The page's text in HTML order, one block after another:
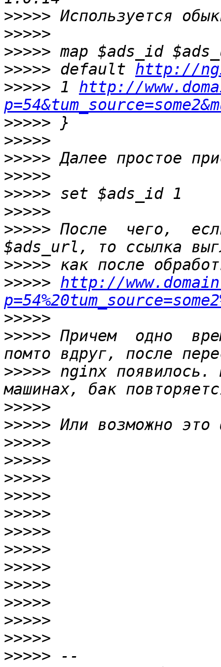
>>>>>
>>>>>
>>>>>
>>>>> default http://
>>>>> 1 http://
>>>>>
>>>>>
>>>>>
>>>>>
>>>>>
>>>>>
>>>>> После  чего,
>>>>>
>>>>> http://
>>>>>
>>>>> Причем  одно
>>>>> nginx появилось.
>>>>>
>>>>>
>>>>>
>>>>>
>>>>>
>>>>>
>>>>>
>>>>>
>>>>>
>>>>>
>>>>>
>>>>>
>>>>>
>>>>>
>>>>>